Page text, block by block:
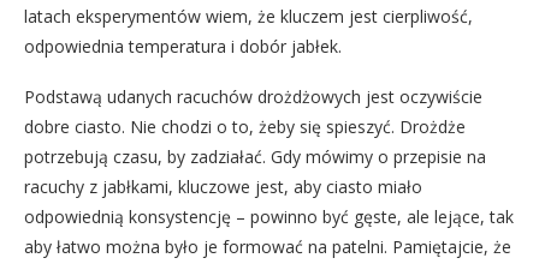
latach eksperymentów wiem, że kluczem jest cierpliwość,
odpowiednia temperatura i dobór jabłek.
Podstawą udanych racuchów drożdżowych jest oczywiście
dobre ciasto. Nie chodzi o to, żeby się spieszyć. Drożdże
potrzebują czasu, by zadziałać. Gdy mówimy o przepisie na
racuchy z jabłkami, kluczowe jest, aby ciasto miało
odpowiednią konsystencję – powinno być gęste, ale lejące, tak
aby łatwo można było je formować na patelni. Pamiętajcie, że